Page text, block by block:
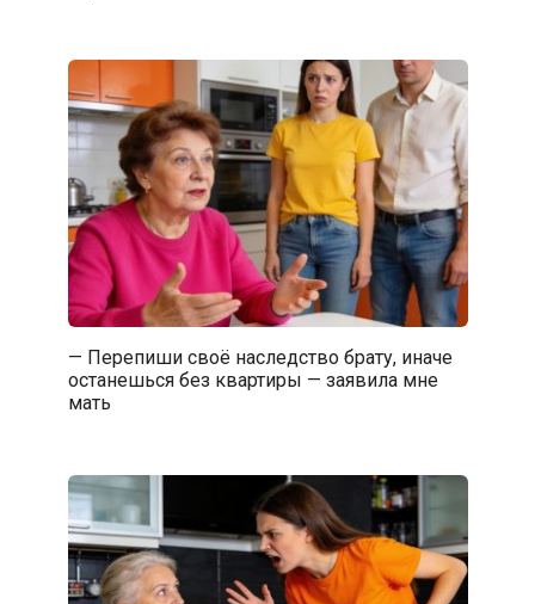
— Перепиши своё наследство брату, иначе
останешься без квартиры — заявила мне
мать